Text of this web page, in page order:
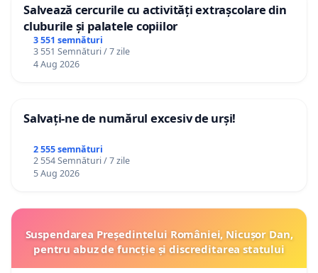
Salvează cercurile cu activități extrașcolare din
cluburile și palatele copiilor
3 551 semnături
3 551 Semnături / 7 zile
4 Aug 2026
Salvați-ne de numărul excesiv de urși!
2 555 semnături
2 554 Semnături / 7 zile
5 Aug 2026
Suspendarea Președintelui României, Nicușor Dan,
pentru abuz de funcție și discreditarea statului